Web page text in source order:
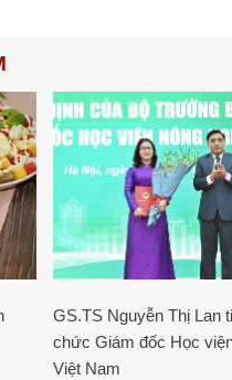
GS.TS Nguyễn Thị Lan
chức Giám đốc Học
Việt Nam